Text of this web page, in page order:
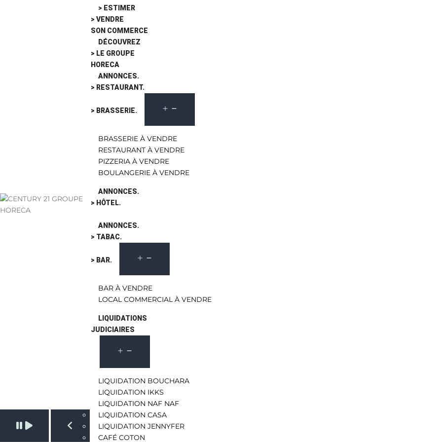
> ESTIMER
> VENDRE
SON COMMERCE
DÉCOUVREZ
> LE GROUPE
HORECA
ANNONCES.
> RESTAURANT.
> BRASSERIE.
BRASSERIE À VENDRE
RESTAURANT À VENDRE
PIZZERIA À VENDRE
BOULANGERIE À VENDRE
ANNONCES.
> HÔTEL.
ANNONCES.
> TABAC.
> BAR.
BAR À VENDRE
LOCAL COMMERCIAL À VENDRE
LIQUIDATIONS
JUDICIAIRES
LIQUIDATION BOUCHARA
LIQUIDATION IKKS
LIQUIDATION NAF NAF
LIQUIDATION CASA
LIQUIDATION JENNYFER
CAFÉ COTON
Pause slide rotation